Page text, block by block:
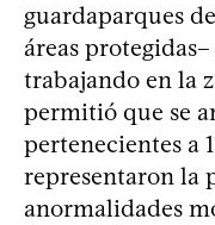
guardaparques
áreas
trabajando en la
permitió que se
pertenecientes a
representaron la
anormalidades